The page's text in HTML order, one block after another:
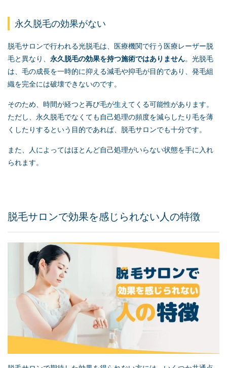
永久脱毛の効果がない
脱毛サロンで行われる光脱毛は、医療機関で行う医療レーザー脱
毛と異なり、 永久脱毛の効果を持つ施術ではありません。光脱毛
は、毛の成長を一時的に抑える減毛や抑毛が目的であり、発毛組
織を完全には破壊できないのです。
そのため、時間が経つと再び毛が生えてくる可能性があります。
ただし、永久脱毛でなくても自己処理の頻度を減らしたり毛を薄
くしたりするという目的であれば、脱毛サロンでも十分です。
また、人によってはほとんど自己処理がいらない状態を手に入れ
られます。
脱毛サロンで効果を感じられない人の特徴